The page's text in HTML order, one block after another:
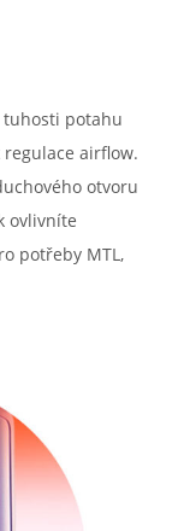
potahu
airflow.
otvoru
ovlivníte
potřeby MTL,